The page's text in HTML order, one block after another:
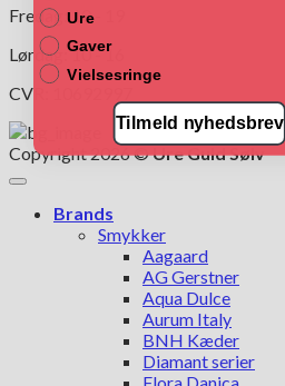
Fredag: 10 - 19
Lørdag: 10 - 16
CVR: 10692997
Copyright 2026 ©Ure Guld Sølv
Brands
Smykker
Aagaard
AG Gerstner
Aqua Dulce
Aurum Italy
BNH Kæder
Diamant serier
Ure
Gaver
Vielsesringe
Tilmeld nyhedsbrev